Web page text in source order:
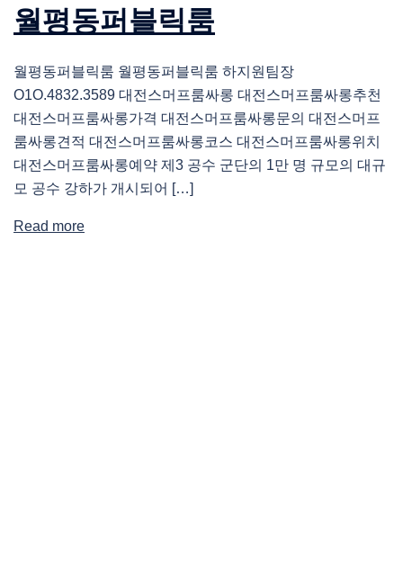
월평동퍼블릭룸
월평동퍼블릭룸 월평동퍼블릭룸 하지원팀장
O1O.4832.3589 대전스머프룸싸롱 대전스머프룸싸롱추천
대전스머프룸싸롱가격 대전스머프룸싸롱문의 대전스머프
룸싸롱견적 대전스머프룸싸롱코스 대전스머프룸싸롱위치
대전스머프룸싸롱예약 제3 공수 군단의 1만 명 규모의 대규
모 공수 강하가 개시되어 […]
Read more